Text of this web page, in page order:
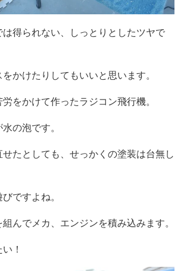
得られない、しっとりとしたツヤで
かけたりしてもいいと思います。
をかけて作ったラジコン飛行機。
の泡です。
たとしても、せっかくの塗装は台無し
ですよね。
んでメカ、エンジンを積み込みます。
！